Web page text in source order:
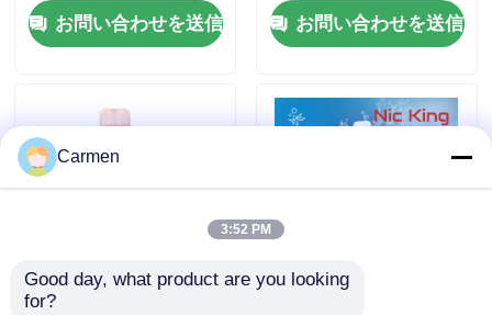
品質管理
見積依頼
ELFBAR 蒸気
お問い合わせを送信
お問い合わせを送信
85×43×22mm 桃の氷
Carmen
3:52 PM
Good day, what product are you looking
for?